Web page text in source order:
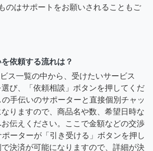
のはサポートをお願いされることもご
依頼する流れは？
ス一覧の中から、受けたいサービス
選び、「依頼相談」ボタンを押してくだ
手伝いのサポーターと直接個別チャッ
なりますので、商品名や数、希望日時な
伝えください。ここで金額などの交渉
ポーターが「引き受ける」ボタンを押し
決済が可能になりますので、詳細が決